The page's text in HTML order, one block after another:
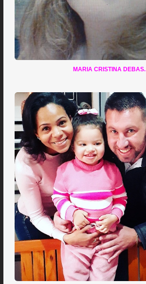
MARIA CRISTINA DEBAS.